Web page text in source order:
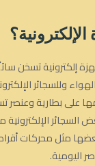
إلكترونية تسخن
وللسجائر
على بطارية وعنصر
السجائر الإلكترونية
اليومية.